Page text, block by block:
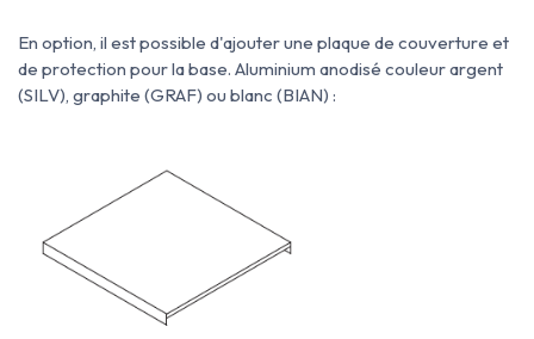
En option, il est possible d'ajouter une plaque de couverture et
de protection pour la base. Aluminium anodisé couleur argent
(SILV), graphite (GRAF) ou blanc (BIAN) :